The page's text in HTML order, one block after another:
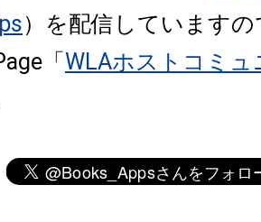
）を配信しています
「 WLAホストコミュ